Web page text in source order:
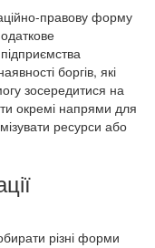
правову форму
боргів, які
зосередитися на
окремі напрями для
ресурси або
різні форми